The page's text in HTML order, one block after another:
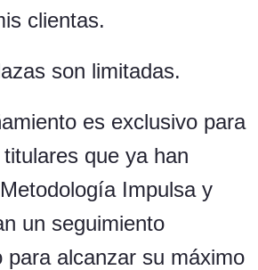
clientas.
son limitadas.
es exclusivo para
que ya han
Impulsa y
un seguimiento
para alcanzar su máximo